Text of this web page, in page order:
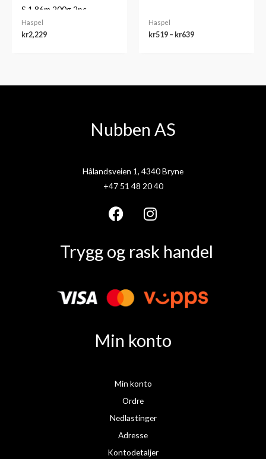
S 1,86m 200g 2pc
Haspel
kr2,229
Haspel
kr519 – kr639
Nubben AS
Hålandsveien 1, 4340 Bryne
+47 51 48 20 40
F
c
b
o
I
n
s
g
m
Trygg og rask handel
Min konto
Min konto
Ordre
Nedlastinger
Adresse
Kontodetaljer